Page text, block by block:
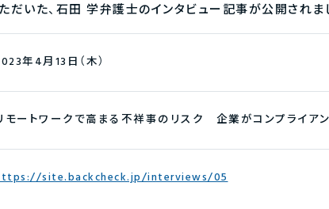
いた、石田 学弁護士のインタビュー記事が公開されま
年4月13日（木）
モートワークで高まる不祥事のリスク 企業がコンプライア
site.backcheck.jp/interviews/05